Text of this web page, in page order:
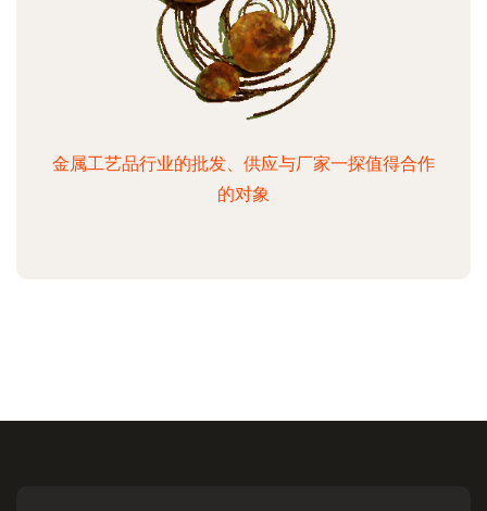
金属工艺品行业的批发、供应与厂家一探值得合作
的对象